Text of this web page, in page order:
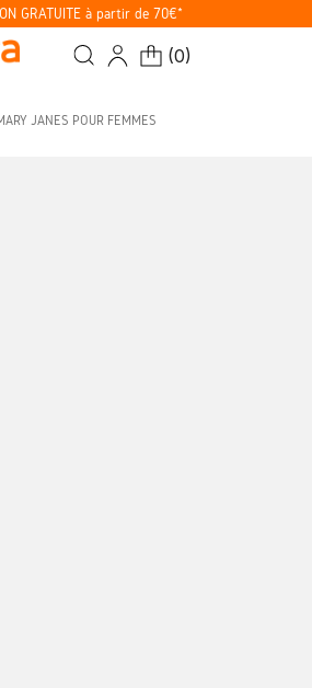
GRATUITE à partir de 70€*
(0)
JANES POUR FEMMES